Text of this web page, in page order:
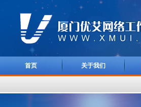
首页 关于我们